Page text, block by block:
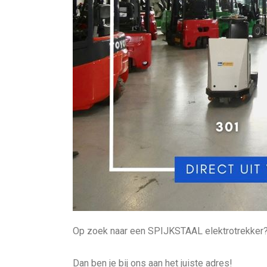
Op zoek naar een SPIJKSTAAL
Dan ben je bij ons aan het juiste adres!